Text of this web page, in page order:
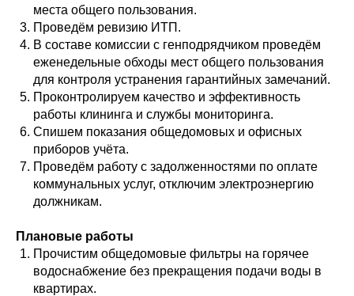
места общего пользования.
Проведём ревизию ИТП.
В составе комиссии с генподрядчиком проведём
еженедельные обходы мест общего пользования
для контроля устранения гарантийных замечаний.
Проконтролируем качество и эффективность
работы клининга и службы мониторинга.
Спишем показания общедомовых и офисных
приборов учёта.
Проведём работу с задолженностями по оплате
коммунальных услуг, отключим электроэнергию
должникам.
Плановые работы
Прочистим общедомовые фильтры на горячее
водоснабжение без прекращения подачи воды в
квартирах.